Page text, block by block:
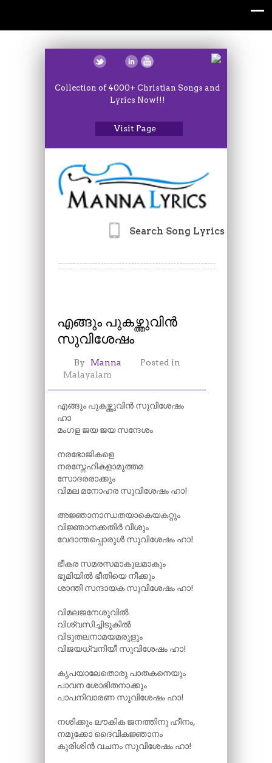
Collection of 4000+ Christian Songs and
Lyrics Now!!!
Visit Page
Search Song Lyrics
എങ്ങും പുകഴ്ത്തുവിൻ
സുവിശേഷം
By Manna
Posted in
Malayalam
എങ്ങും പുകഴ്ത്തുവിൻ സുവിശേഷം
ഹാ
മംഗള ജയ ജയ സന്ദേശം
നരഭോജികളെ
നരസ്നേഹികളാമുത്തമ
സോദരരാക്കും
വിമല മനോഹര സുവിശേഷം ഹാ!
അജ്ഞാനാന്ധതയാകെയകറ്റും
വിജ്ഞാനക്കതിർ വീശും
വേദാന്തപ്പൊരുൾ സുവിശേഷം ഹാ!
ഭീകര സമരസമാകുലമാകും
ഭൂമിയിൽ ഭീതിയെ നീക്കും
ശാന്തി സന്ദായക സുവിശേഷം ഹാ!
വിമലജനേശുവിൽ
വിശ്വസിച്ചിടുകിൽ
വിടുതലനാമയമരുളും
വിജയധ്വനിയീ സുവിശേഷം ഹാ!
കൃപയാലേതൊരു പാതകനെയും
പാവന ശോഭിതനാക്കും
പാപനിവാരണ സുവിശേഷം ഹാ!
നശിക്കും ലൗകിക ജനത്തിനു ഹീനം,
നമുക്കോ ദൈവികജ്ഞാനം
കുരിശിൻ വചനം സുവിശേഷം ഹാ!